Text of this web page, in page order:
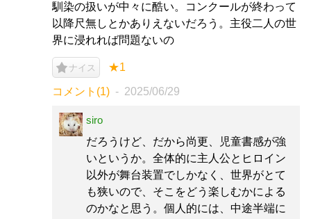
馴染の扱いが中々に酷い。コンクールが終わって
以降尺無しとかありえないだろう。主役二人の世
界に浸れれば問題ないの
ナイス ★1
コメント(1) 2025/06/29
siro
だろうけど、だから尚更、児童書感が強
いというか。全体的に主人公とヒロイン
以外が舞台装置でしかなく、世界がとて
も狭いので、そこをどう楽しむかによる
のかなと思う。個人的には、中途半端に